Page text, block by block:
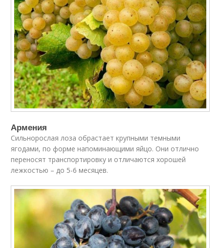
Армения
Сильнорослая лоза обрастает крупными темными
ягодами, по форме напоминающими яйцо. Они отлично
переносят транспортировку и отличаются хорошей
лежкостью – до 5-6 месяцев.